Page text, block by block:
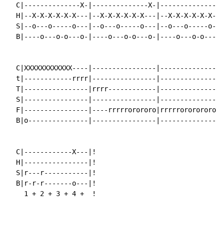
C|--------------X-|--------------X-|--------------
H|--X-X-X-X-X-X---|--X-X-X-X-X-X---|--X-X-X-X-X-
S|--o---o-----o---|--o---o-----o---|--o---o-----
B|----o---o-o---o-|----o---o-o---o-|----o---o-o---
C|XXXXXXXXXXXX----|----------------
t|------------rrrr|----------------
T|----------------|rrrr------------
S|----------------|----------------|---------------
F|----------------|----
B|o---------------|----------------
  C|------------X---|!
  H|----------------|!
  S|r---r-----------|!
  B|r-r-r-------o---|!
    1 + 2 + 3 + 4 +  !